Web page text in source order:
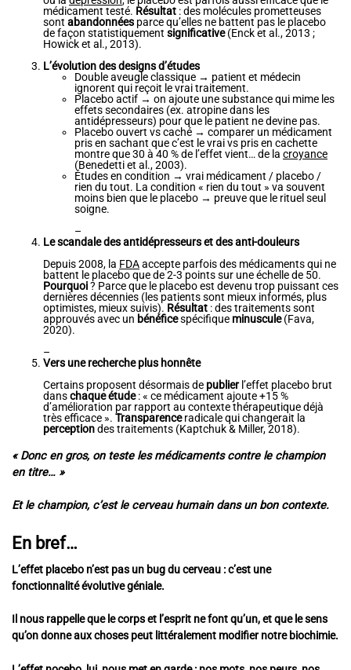
médicament testé. Résultat : des molécules prometteuses
sont abandonnées parce qu’elles ne battent pas le placebo
de façon statistiquement significative(Enck et al., 2013 ;
Howick et al., 2013).
L’évolution des designs d’études
Double aveugle classique → patient et médecin
ignorent qui reçoit le vrai traitement.
Placebo actif → on ajoute une substance qui mime les
effets secondaires (ex. atropine dans les
antidépresseurs) pour que le patient ne devine pas.
Placebo ouvert vs caché → comparer un médicament
pris en sachant que c’est le vrai vs pris en cachette
montre que 30 à 40 % de l’effet vient… de la croyance
(Benedetti et al., 2003).
Études en condition → vrai médicament / placebo /
rien du tout. La condition « rien du tout » va souvent
moins bien que le placebo → preuve que le rituel seul
soigne.
–
Le scandale des antidépresseurs et des anti-douleurs
Depuis 2008, la FDAaccepte parfois des médicaments qui ne
battent le placebo que de 2-3 points sur une échelle de 50.
Pourquoi? Parce que le placebo est devenu trop puissant ces
dernières décennies (les patients sont mieux informés, plus
optimistes, mieux suivis). Résultat : des traitements sont
approuvés avec un bénéficespécifique minuscule(Fava,
2020).
–
Vers une recherche plus honnête
Certains proposent désormais de publier l’effet placebo brut
danschaque étude: « ce médicament ajoute +15 %
d’amélioration par rapport au contexte thérapeutique déjà
très efficace ». Transparenceradicale qui changerait la
perceptiondes traitements (Kaptchuk & Miller, 2018).
« Donc en gros, on teste les médicaments contre le champion
en titre… »
Et le champion, c’est le cerveau humain dans un bon contexte.
En bref…
L’effet placebo n’est pas un bug du cerveau : c’est une
fonctionnalité évolutive géniale.
Il nous rappelle que le corps et l’esprit ne font qu’un, et que le sens
qu’on donne aux choses peut littéralement modifier notre biochimie.